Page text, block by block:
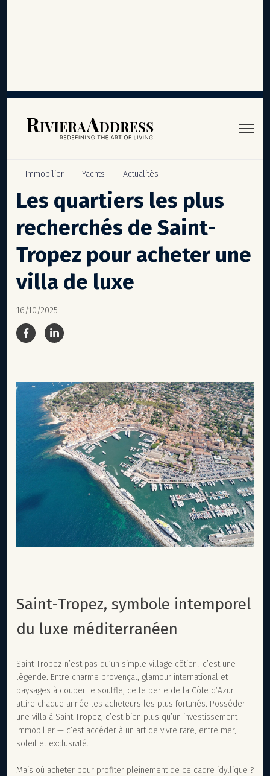
Immobilier Yachts Actualités
Les quartiers les plus
recherchés de Saint-
Tropez pour acheter une
villa de luxe
16/10/2025
Saint-Tropez, symbole intemporel
du luxe méditerranéen
Saint-Tropez n’est pas qu’un simple village côtier : c’est une
légende. Entre charme provençal, glamour international et
paysages à couper le souffle, cette perle de la Côte d’Azur
attire chaque année les acheteurs les plus fortunés. Posséder
une villa à Saint-Tropez, c’est bien plus qu’un investissement
immobilier — c’est accéder à un art de vivre rare, entre mer,
soleil et exclusivité.
Mais où acheter pour profiter pleinement de ce cadre idyllique ?